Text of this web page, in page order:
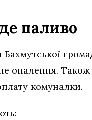
паливо
опалення.
комуналки.